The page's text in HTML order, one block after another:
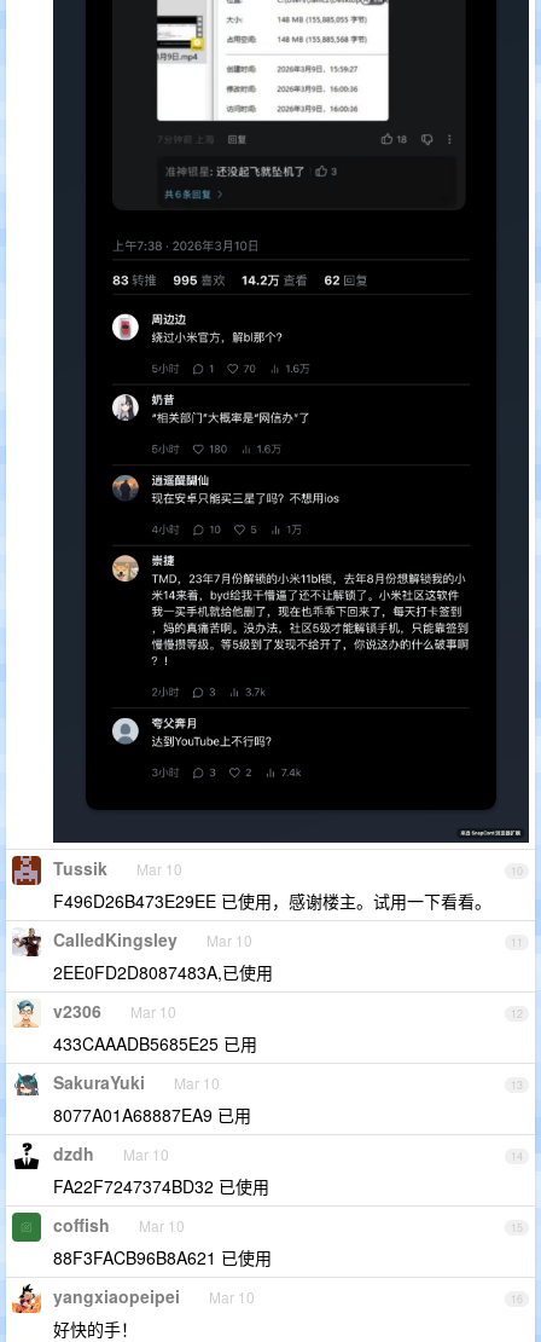
10
Tussik Mar 10
F496D26B473E29EE 已使用，感谢楼主。试用一下看看。
11
CalledKingsley Mar 10
2EE0FD2D8087483A,已使用
12
v2306 Mar 10
433CAAADB5685E25 已用
13
SakuraYuki Mar 10
8077A01A68887EA9 已用
14
dzdh Mar 10
FA22F7247374BD32 已使用
15
coffish Mar 10
88F3FACB96B8A621 已使用
16
yangxiaopeipei Mar 10
好快的手！